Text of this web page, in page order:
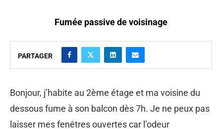
Fumée passive de voisinage
PARTAGER
Bonjour, j’habite au 2ème étage et ma voisine du
dessous fume à son balcon dès 7h. Je ne peux pas
laisser mes fenêtres ouvertes car l’odeur